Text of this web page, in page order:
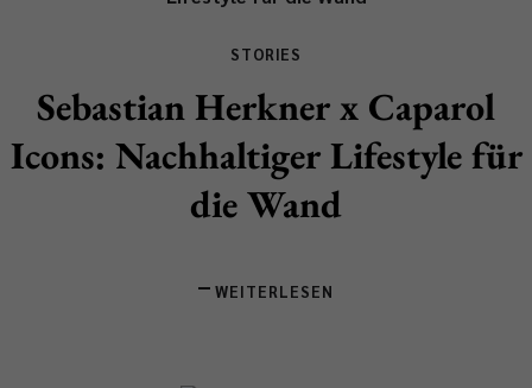
STORIES
Sebastian Herkner x Caparol
Icons: Nachhaltiger Lifestyle für
die Wand
WEITERLESEN